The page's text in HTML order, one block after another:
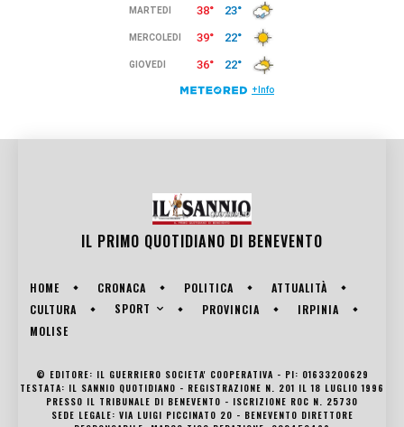
IL PRIMO QUOTIDIANO DI BENEVENTO
HOME CRONACA POLITICA
ATTUALITÀ
CULTURA
SPORT PROVINCIA
IRPINIA
MOLISE
© EDITORE: IL GUERRIERO SOCIETA' COOPERATIVA - PI: 01633200629
TESTATA: IL SANNIO QUOTIDIANO - REGISTRAZIONE N. 201 IL 18 LUGLIO 1996
PRESSO IL TRIBUNALE DI BENEVENTO - ISCRIZIONE ROC N. 25730
SEDE LEGALE: VIA LUIGI PICCINATO 20 - BENEVENTO DIRETTORE